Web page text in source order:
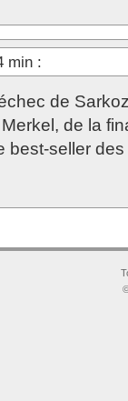
min :
de
de la
best-seller